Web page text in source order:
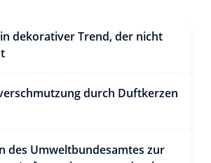
dekorativer Trend, der nicht
durch Duftkerzen
des Umweltbundesamtes zur